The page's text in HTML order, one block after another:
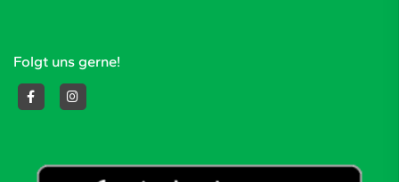
Folgt uns gerne!